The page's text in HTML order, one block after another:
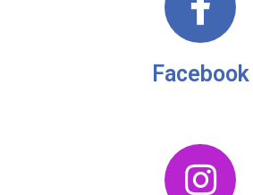
Facebook